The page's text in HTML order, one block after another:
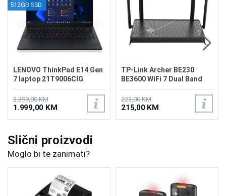
512GB SSD
LENOVO ThinkPad E14 Gen
7 laptop 21T9006CIG
2.399,00 KM
1.999,00 KM
TP-Link Archer BE230
BE3600 WiFi 7 Dual Band
Router
223,00 KM
215,00 KM
Slični proizvodi
Moglo bi te zanimati?